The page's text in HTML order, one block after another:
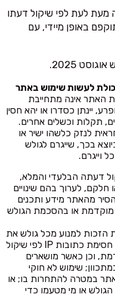
מעת לעת לפי שיקול דעתו
באופן מיידי, עם
לעשות שימוש באתר
האתר אינה מתחייבת
יינתן כסדרו או יהא חסין
תקלות וכשלים אחרים.
לנזק כלשהו ישיר או
בכך, שייגרם לגולש
וייגרם.
דעתה הבלעדי והמלא,
לערוך בהם שינויים
מהאתר מידע ותכנים
או בהסכמת הגולש
למנוע מכל גולש את
השימוש באתר ו/או בחלקו לרבות חסימת כתובות IP לפי שיקול
וכן כאשר מושארים
שימוש לא חוקי
במטרה להתחרות בו; או
או מי מטעמו כדי